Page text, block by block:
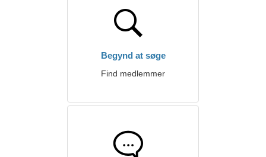
Begynd at søge
Find medlemmer